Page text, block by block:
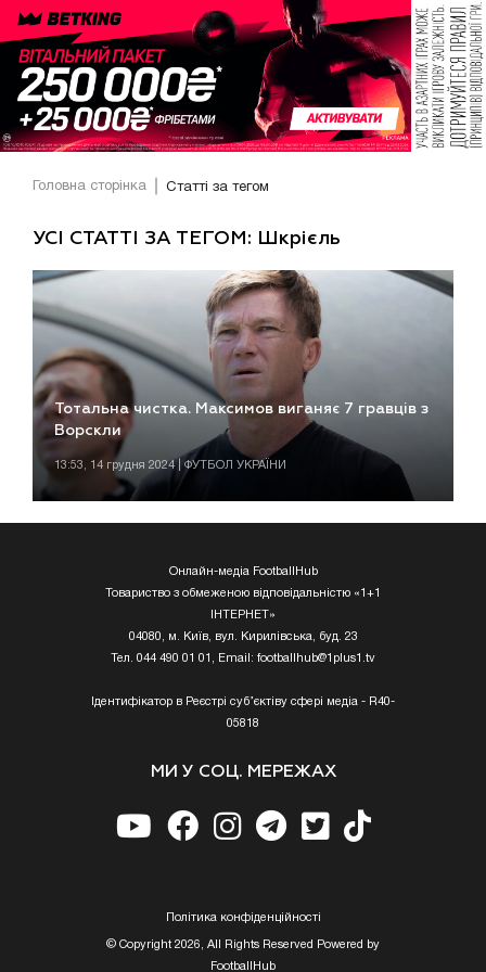
Головна сторінка Статті за тегом
УСІ СТАТТІ ЗА ТЕГОМ: Шкрієль
Тотальна чистка. Максимов виганяє 7 гравців з
Ворскли
13:53, 14 грудня 2024 | ФУТБОЛ УКРАЇНИ
Онлайн-медіа FootballHub
Товариство з обмеженою відповідальністю «1+1
ІНТЕРНЕТ»
04080, м. Київ, вул. Кирилівська, буд. 23
Тел. 044 490 01 01, Email: footballhub@1plus1.tv
Ідентифікатор в Реєстрі суб’єктіву сфері медіа - R40-
05818
МИ У СОЦ. МЕРЕЖАХ
Полiтика конфiденцiйностi
© Copyright 2026, All Rights Reserved Powered by
FootballHub